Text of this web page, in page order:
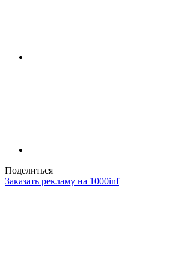
Поделиться
Заказать рекламу на 1000inf